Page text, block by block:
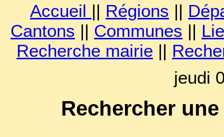
Accueil || Régions ||
Cantons || Communes ||
Recherche mairie ||
jeudi
Rechercher